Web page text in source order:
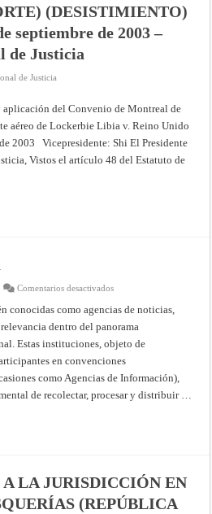
(DESISTIMIENTO)
septiembre de 2003 –
de Justicia
de Justicia
aplicación del Convenio de Montreal de
aéreo de Lockerbie Libia v. Reino Unido
2003 Vicepresidente: Shi El Presidente
Vistos el artículo 48 del Estatuto de
Comentarios desactivadosen
de
prensa
conocidas como agencias de noticias,
dentro del panorama
Estas instituciones, objeto de
en convenciones
como Agencias de Información),
de recolectar, procesar y distribuir …
LA JURISDICCIÓN EN
(REPÚBLICA